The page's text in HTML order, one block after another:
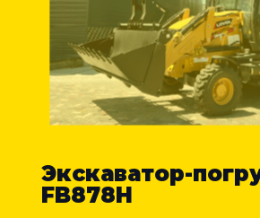
Экскаватор-
FB878H